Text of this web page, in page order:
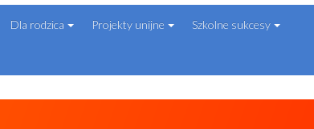
Dla rodzica Projekty unijne Szkolne sukcesy